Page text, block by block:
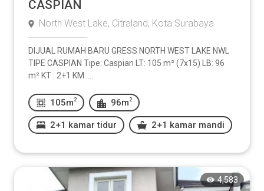
CASPIAN
North West Lake, Citraland, Kota Surabaya
DIJUAL RUMAH BARU GRESS NORTH WEST LAKE NWL
TIPE CASPIAN Tipe: Caspian LT: 105 m² (7x15) LB: 96
m² KT : 2+1 KM :...
105m 2 96m 2
2+1 kamar tidur 2+1 kamar mandi
4,583